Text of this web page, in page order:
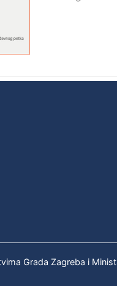
Grada Zagreba i